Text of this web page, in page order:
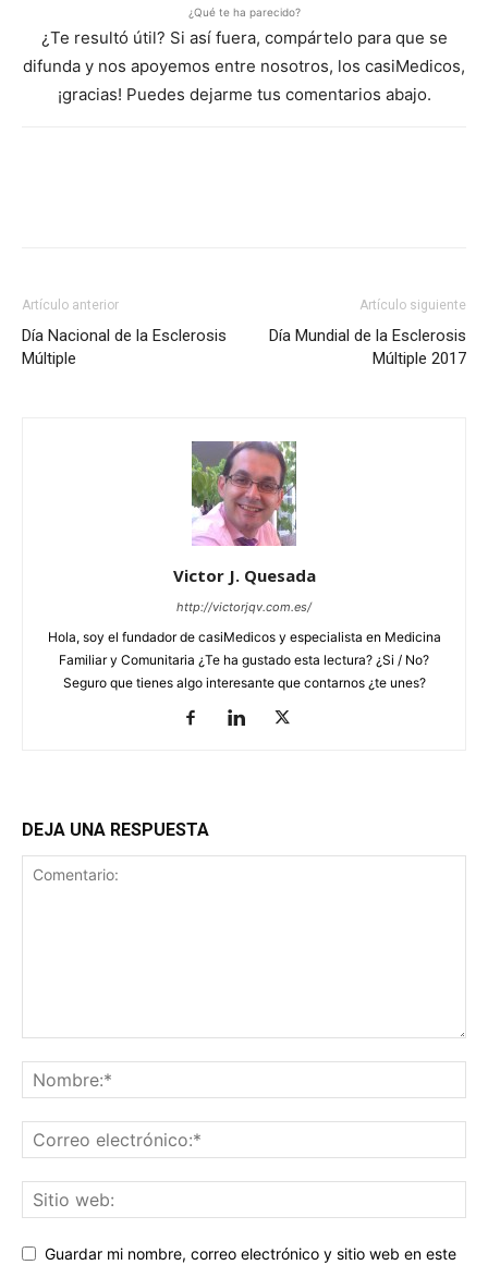
¿Qué te ha parecido?
¿Te resultó útil? Si así fuera, compártelo para que se
difunda y nos apoyemos entre nosotros, los casiMedicos,
¡gracias! Puedes dejarme tus comentarios abajo.
Artículo anterior
Día Nacional de la Esclerosis
Múltiple
Artículo siguiente
Día Mundial de la Esclerosis
Múltiple 2017
Victor J. Quesada
http://victorjqv.com.es/
Hola, soy el fundador de casiMedicos y especialista en Medicina
Familiar y Comunitaria ¿Te ha gustado esta lectura? ¿Si / No?
Seguro que tienes algo interesante que contarnos ¿te unes?
DEJA UNA RESPUESTA
Guardar mi nombre, correo electrónico y sitio web en este